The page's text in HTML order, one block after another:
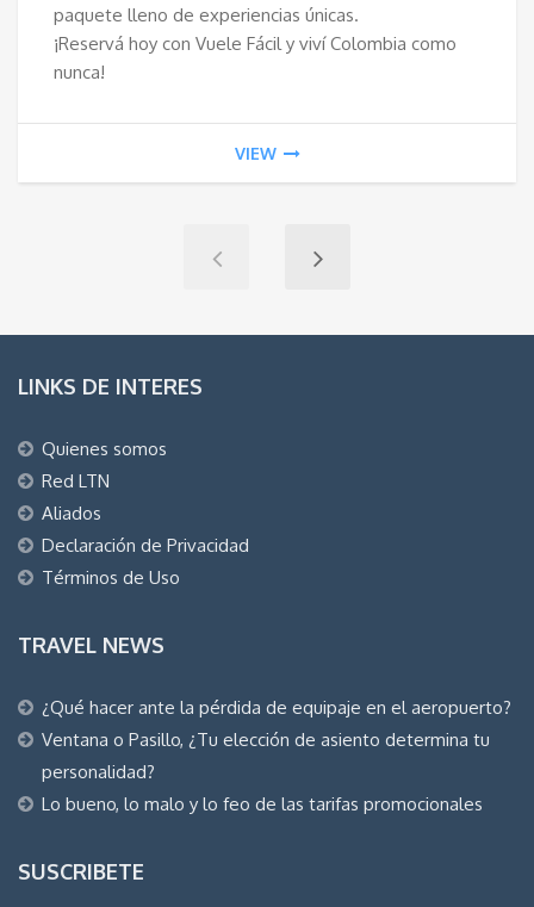
paquete lleno de experiencias únicas.
¡Reservá hoy con Vuele Fácil y viví Colombia como
nunca!
VIEW
LINKS DE INTERES
Quienes somos
Red LTN
Aliados
Declaración de Privacidad
Términos de Uso
TRAVEL NEWS
¿Qué hacer ante la pérdida de equipaje en el aeropuerto?
Ventana o Pasillo, ¿Tu elección de asiento determina tu
personalidad?
Lo bueno, lo malo y lo feo de las tarifas promocionales
SUSCRIBETE